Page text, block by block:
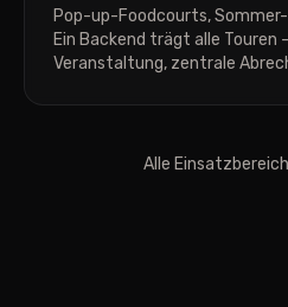
Pop-up-Foodcourts,
Ein Backend trägt alle Touren
Veranstaltung, zentrale
Alle